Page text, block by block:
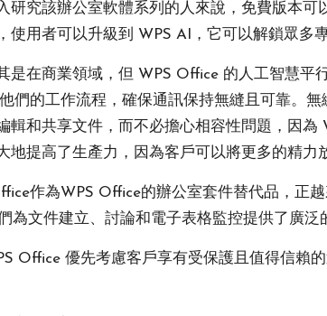
研究該辦公室軟體系列的人來說，免費版本
使用者可以升級到 WPS AI，它可以解鎖眾多
是在商業領域，但 WPS Office 的人工智慧
們的工作流程，確保通訊保持無縫且可靠。
輯和共享文件，而不必擔心相容性問題，因
地提高了生產力，因為客戶可以將更多的精力
作為WPS Office的辦公室套件替代品，正
為文件建立、討論和電子表格監控提供了廣泛
Office 優先考慮客戶享有受保護且值得信賴